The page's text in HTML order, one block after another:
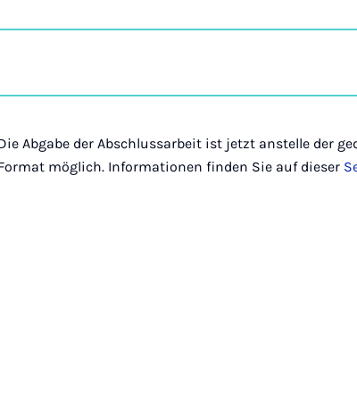
Abgabe der Abschlussarbeit ist jetzt anstelle der
möglich. Informationen finden Sie auf dieser